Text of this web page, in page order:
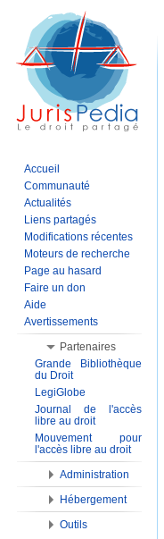
Accueil
Communauté
Actualités
Liens partagés
Modifications récentes
Moteurs de recherche
Page au hasard
Faire un don
Aide
Avertissements
Partenaires
Grande Bibliothèque
du Droit
LegiGlobe
Journal de l'accès
libre au droit
Mouvement pour
l'accès libre au droit
Administration
Hébergement
Outils